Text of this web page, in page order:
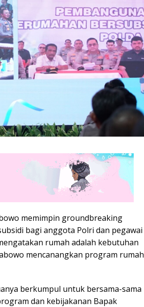
memimpin groundbreaking
bagi anggota Polri dan pegawai
rumah adalah kebutuhan
mencanangkan program rumah
berkumpul untuk bersama-sama
dan kebijakanan Bapak